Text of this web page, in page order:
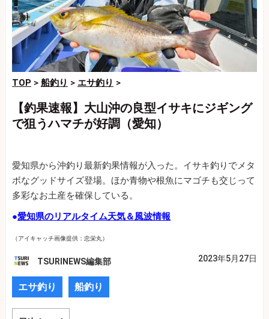
TOP > 船釣り > エサ釣り >
【釣果速報】大山沖の良型イサキにジギング
で狙うハマチが好調（愛知）
愛知県から沖釣り最新釣果情報が入った。イサキ釣りでメタ
ボなグッドサイズ登場。ほか青物や根魚にマゴチも交じって
多彩なお土産を確保している。
●愛知県のリアルタイム天気＆風波情報
（アイキャッチ画像提供：忠栄丸）
TSURINEWS編集部 2023年5月27日
エサ釣り 船釣り